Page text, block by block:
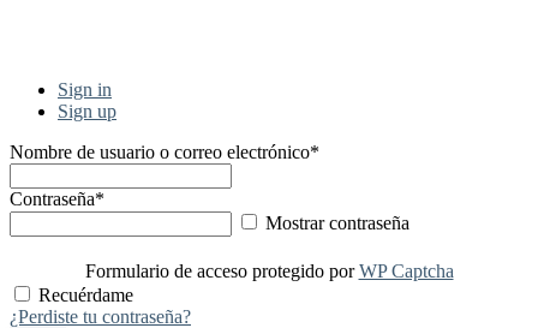
Sign in
Sign up
Nombre de usuario o correo electrónico*
Contraseña*
Mostrar contraseña
Formulario de acceso protegido porWP Captcha
Recuérdame
¿Perdiste tu contraseña?